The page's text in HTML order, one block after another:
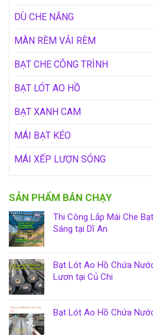
DÙ CHE NẮNG
MÀN RÈM VẢI RÈM
BẠT CHE CÔNG TRÌNH
BẠT LÓT AO HỒ
BẠT XANH CAM
MÁI BẠT KÉO
MÁI XẾP LƯỢN SÓNG
SẢN PHẨM BÁN CHẠY
Thi Công Lắp Mái Che
Sáng tại Dĩ An
Bạt Lót Ao Hồ Chứa
Lươn tại Củ Chi
Bạt Lót Ao Hồ Chứa